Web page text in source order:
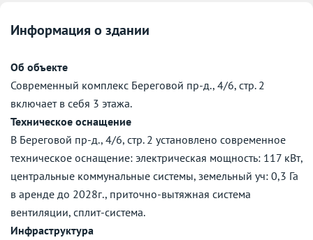
Информация о здании
Об объекте
Современный комплекс Береговой пр-д., 4/6, стр. 2
включает в себя 3 этажа.
Техническое оснащение
В Береговой пр-д., 4/6, стр. 2 установлено современное
техническое оснащение: электрическая мощность: 117 кВт,
центральные коммунальные системы, земельный уч: 0,3 Га
в аренде до 2028г., приточно-вытяжная система
вентиляции, сплит-система.
Инфраструктура